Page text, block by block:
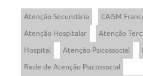
Atenção Secundária
CAISM
Atenção Hospitalar
Atenção
Hospital
Atenção Psicossocial
Rede de Atenção Psicossocial